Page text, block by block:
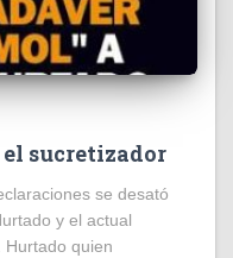
sucretizador
se desató
y el actual
Hurtado quien